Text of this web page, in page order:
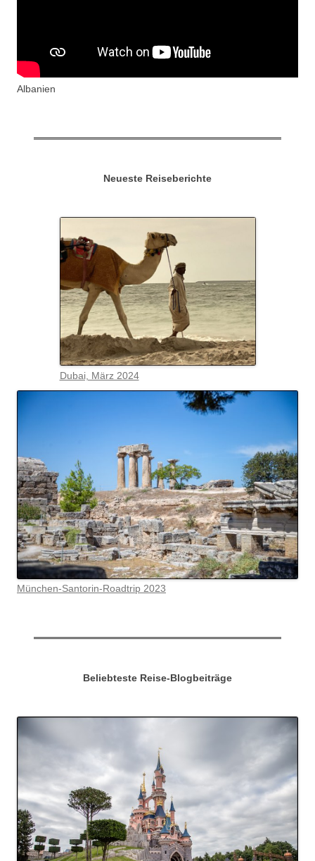
Albanien
Neueste Reiseberichte
Dubai, März 2024
München-Santorin-Roadtrip 2023
Beliebteste Reise-Blogbeiträge